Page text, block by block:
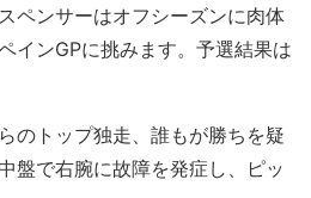
ペンサーはオフシーズンに肉体
インGPに挑みます。予選結果は
のトップ独走、誰もが勝ちを疑
盤で右腕に故障を発症し、ピッ